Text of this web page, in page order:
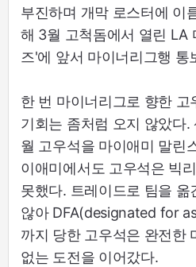
부진하며 개막 로스터에 이
해 3월 고척돔에서 열린 LA
즈'에 앞서 마이너리그행 통
한 번 마이너리그로 향한 고
기회는 좀처럼 오지 않았다
월 고우석을 마이애미 말린
이애미에서도 고우석은 빅
못했다. 트레이드로 팀을 옮
않아 DFA(designated for
까지 당한 고우석은 완전한
없는 도전을 이어갔다.